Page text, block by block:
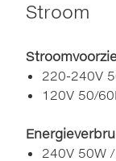
Stroom
220-240V
120V 50/
240V 50W